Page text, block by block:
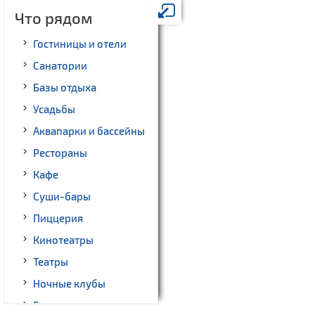
Что рядом
Гостиницы и отели
Санатории
Базы отдыха
Усадьбы
Аквапарки и бассейны
Рестораны
Кафе
Суши-бары
Пиццерия
Кинотеатры
Театры
Ночные клубы
Бильярд